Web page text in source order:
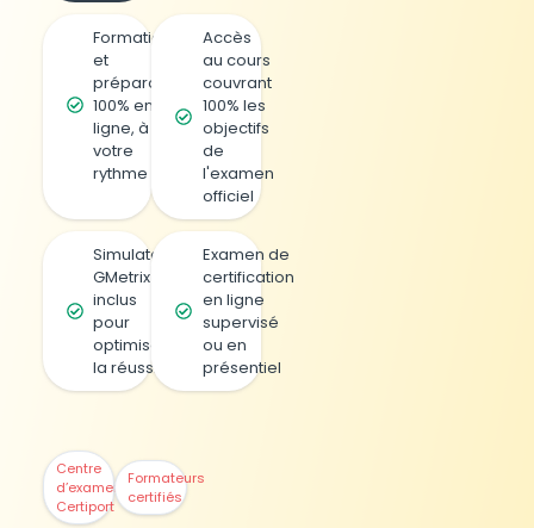
Formation
et
préparation
100% en
ligne, à
votre
rythme
Accès
au cours
couvrant
100% les
objectifs
de
l'examen
officiel
Simulateur
GMetrix
inclus
pour
optimiser
la réussite
Examen de
certification
en ligne
supervisé
ou en
présentiel
Centre
d’examen
Certiport
Formateurs
certifiés